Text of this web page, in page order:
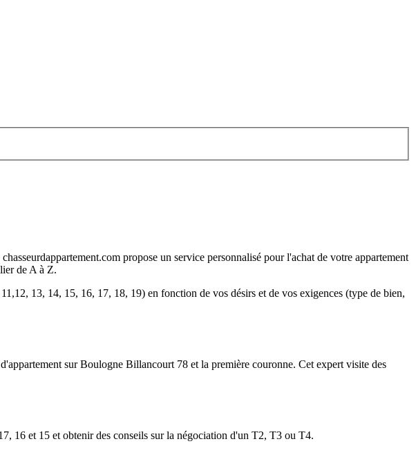
propose un service personnalisé pour l'achat de votre appartement
de A à Z.
13, 14, 15, 16, 17, 18, 19) en fonction de vos désirs et de vos exigences (type de bien,
sur Boulogne Billancourt 78 et la première couronne. Cet expert visite des
16 et 15 et obtenir des conseils sur la négociation d'un T2, T3 ou T4.